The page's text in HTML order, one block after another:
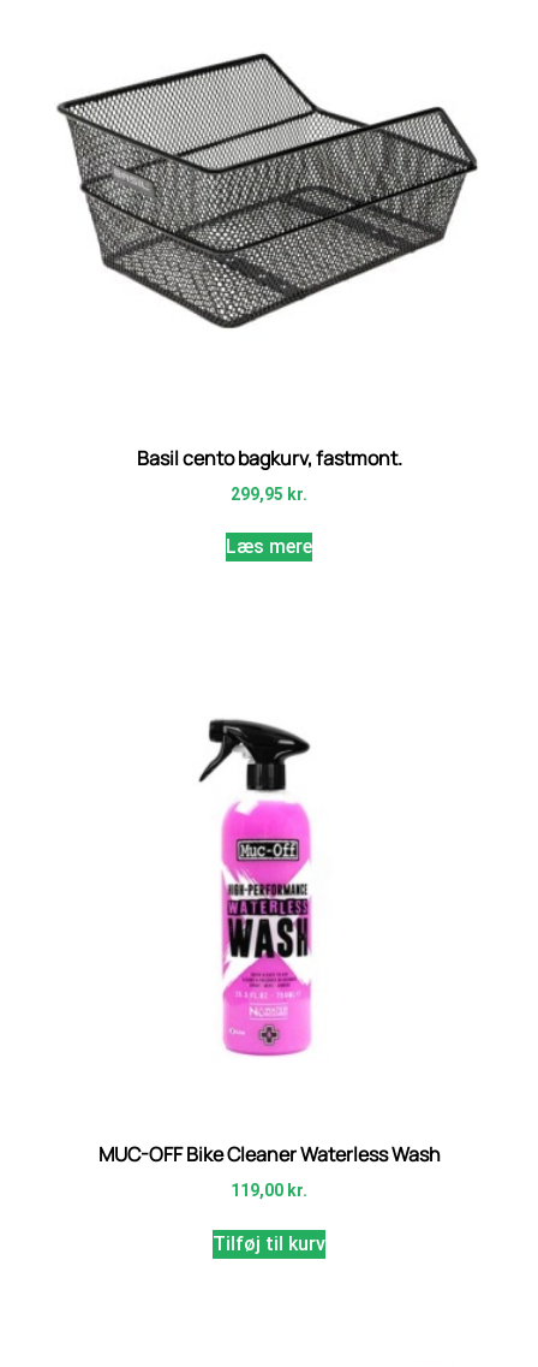
Basil cento bagkurv, fastmont.
299,95 kr.
Læs mere
MUC-OFF Bike Cleaner Waterless Wash
119,00 kr.
Tilføj til kurv